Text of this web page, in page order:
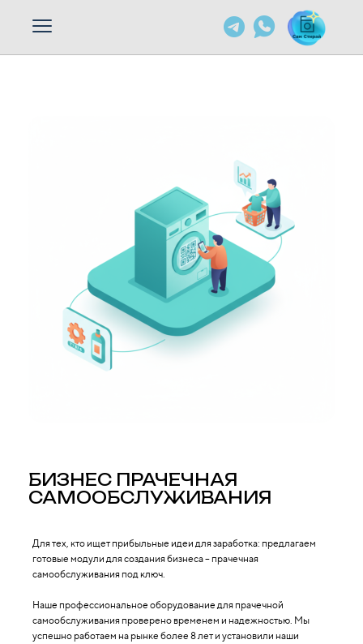
БИЗНЕС ПРАЧЕЧНАЯ
САМООБСЛУЖИВАНИЯ
Для тех, кто ищет прибыльные идеи для заработка: предлагаем
готовые модули для создания бизнеса – прачечная
самообслуживания под ключ.
Наше профессиональное оборудование для прачечной
самообслуживания проверено временем и надежностью. Мы
успешно работаем на рынке более 8 лет и установили наши